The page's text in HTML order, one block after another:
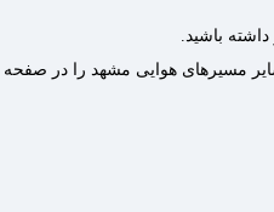
باشید.
مسیرهای هوایی مشهد را در صفحه